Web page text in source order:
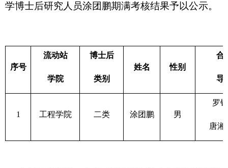
学博士后研究人员涂团鹏期满考核结果予以公示。
序号
流动站
学院
博士后
类别
姓名 性别
合
导
1 工程学院 二类 涂团鹏 男
罗
唐湘